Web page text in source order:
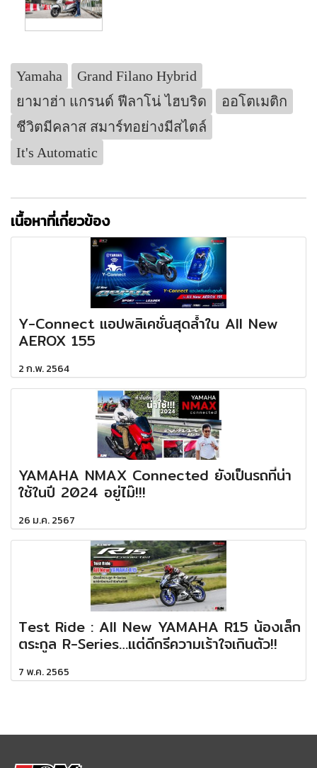
Yamaha
Grand Filano Hybrid
ยามาฮ่า แกรนด์ ฟีลาโน่ ไฮบริด
ออโตเมติก
ชีวิตมีคลาส สมาร์ทอย่างมีสไตล์
It's Automatic
เนื้อหาที่เกี่ยวข้อง
Y-Connect แอปพลิเคชั่นสุดล้ำใน All New
AEROX 155
2 ก.พ. 2564
YAMAHA NMAX Connected ยังเป็นรถที่น่า
ใช้ในปี 2024 อยู่ไม๊!!!
26 ม.ค. 2567
Test Ride : All New YAMAHA R15 น้องเล็ก
ตระกูล R-Series…แต่ดีกรีความเร้าใจเกินตัว!!
7 พ.ค. 2565